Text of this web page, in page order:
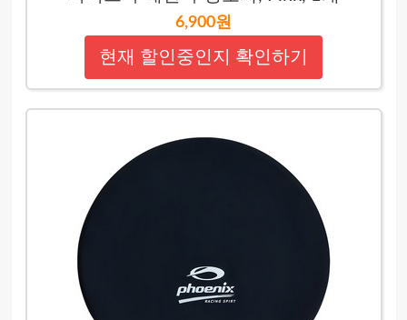
6,900원
현재 할인중인지 확인하기